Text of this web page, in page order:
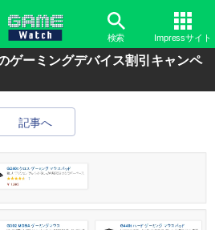
検索 Impressサイト
ゲーミングデバイス割引キャンペ
記事へ